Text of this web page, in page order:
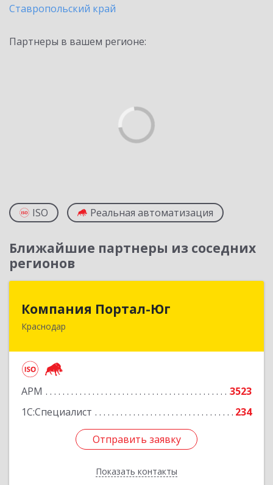
Ставропольский край
Партнеры в вашем регионе:
ISO Реальная автоматизация
Ближайшие партнеры из соседних
регионов
Компания Портал-Юг
Краснодар
АРМ
3523
1С:Специалист
234
Отправить заявку
Показать контакты
350020, Краснодарский край, Краснодар г,
Отправить заявку
Назад